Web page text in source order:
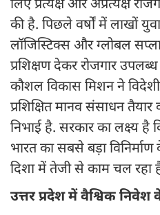
लिए प्रत्यक्ष और अप्रत्यक्ष
की है. पिछले वर्षों में लाखों
लॉजिस्टिक्स और ग्लोबल
प्रशिक्षण देकर रोजगार
कौशल विकास मिशन ने
प्रशिक्षित मानव संसाधन
निभाई है. सरकार का लक्ष्य है
भारत का सबसे बड़ा
दिशा में तेजी से काम चल रहा
उत्तर प्रदेश में वैश्विक